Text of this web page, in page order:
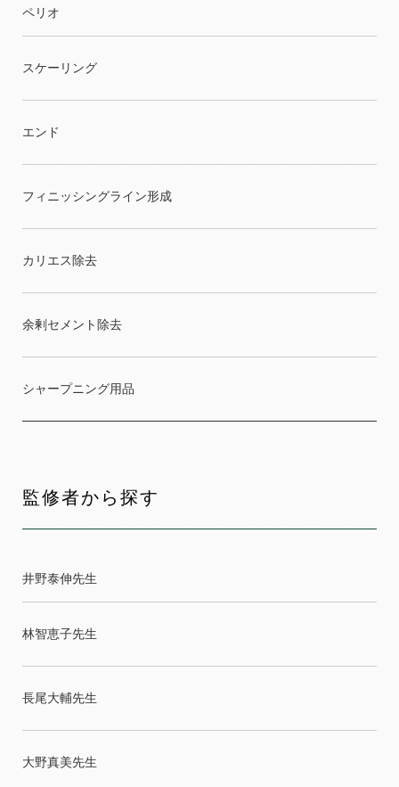
ペリオ
スケーリング
エンド
フィニッシングライン形成
カリエス除去
余剰セメント除去
シャープニング用品
監修者から探す
井野泰伸先生
林智恵子先生
長尾大輔先生
大野真美先生